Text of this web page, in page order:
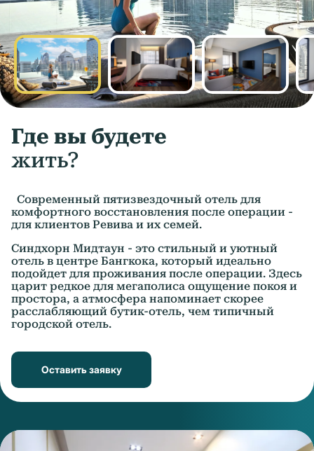
Где вы будете
жить?
Современный пятизвездочный отель для
комфортного восстановления после операции -
для клиентов Ревива и их семей.
Синдхорн Мидтаун - это стильный и уютный
отель в центре Бангкока, который идеально
подойдет для проживания после операции. Здесь
царит редкое для мегаполиса ощущение покоя и
простора, а атмосфера напоминает скорее
расслабляющий бутик-отель, чем типичный
городской отель.
Оставить заявку